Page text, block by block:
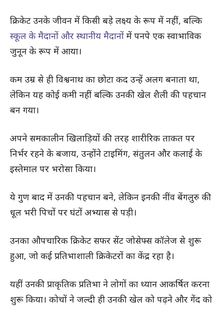
क्रिकेट उनके जीवन में किसी बड़े लक्ष्य के रूप में नहीं, बल्कि
स्कूल के मैदानों और स्थानीय मैदानों में पनपे एक स्वाभाविक
जुनून के रूप में आया।
कम उम्र से ही विश्वनाथ का छोटा कद उन्हें अलग बनाता था,
लेकिन यह कोई कमी नहीं बल्कि उनकी खेल शैली की पहचान
बन गया।
अपने समकालीन खिलाड़ियों की तरह शारीरिक ताकत पर
निर्भर रहने के बजाय, उन्होंने टाइमिंग, संतुलन और कलाई के
इस्तेमाल पर भरोसा किया।
ये गुण बाद में उनकी पहचान बने, लेकिन इनकी नींव बेंगलुरु की
धूल भरी पिचों पर घंटों अभ्यास से पड़ी।
उनका औपचारिक क्रिकेट सफर सेंट जोसेफ्स कॉलेज से शुरू
हुआ, जो कई प्रतिभाशाली क्रिकेटरों का केंद्र रहा है।
यहीं उनकी प्राकृतिक प्रतिभा ने लोगों का ध्यान आकर्षित करना
शुरू किया। कोचों ने जल्दी ही उनकी खेल को पढ़ने और गेंद को